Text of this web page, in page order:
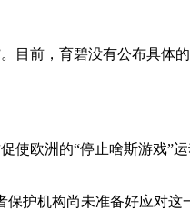
目前，育碧没有公布具体
使欧洲的“停止啥斯游戏”
护机构尚未准备好应对这